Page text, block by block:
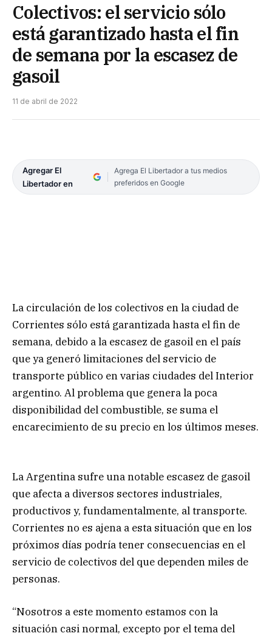
Colectivos: el servicio sólo
está garantizado hasta el fin
de semana por la escasez de
gasoil
11 de abril de 2022
Agregar El
Libertador en
Agrega El Libertador a tus medios
preferidos en Google
La circulación de los colectivos en la ciudad de
Corrientes sólo está garantizada hasta el fin de
semana, debido a la escasez de gasoil en el país
que ya generó limitaciones del servicio de
transporte público en varias ciudades del Interior
argentino. Al problema que genera la poca
disponibilidad del combustible, se suma el
encarecimiento de su precio en los últimos meses.
La Argentina sufre una notable escasez de gasoil
que afecta a diversos sectores industriales,
productivos y, fundamentalmente, al transporte.
Corrientes no es ajena a esta situación que en los
próximos días podría tener consecuencias en el
servicio de colectivos del que dependen miles de
personas.
“Nosotros a este momento estamos con la
situación casi normal, excepto por el tema del